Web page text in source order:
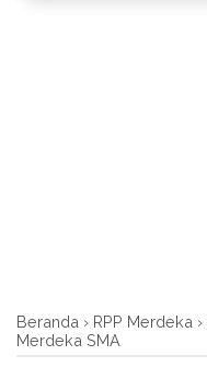
Beranda › RPP Merdeka ›
Merdeka SMA